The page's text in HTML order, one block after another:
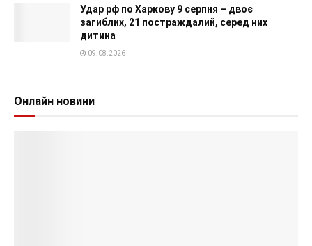
Удар рф по Харкову 9 серпня – двоє
загиблих, 21 постраждалий, серед них
дитина
09.08.2026
Онлайн новини